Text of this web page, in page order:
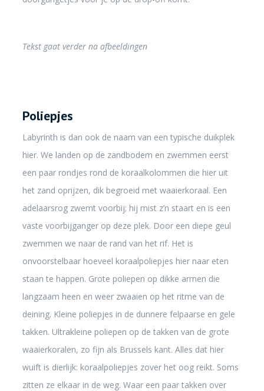
Tekst gaat verder na afbeeldingen
Poliepjes
Labyrinth is dan ook de naam van een typische duikplek
hier. We landen op de zandbodem en zwemmen eerst
een paar rondjes rond de koraalkolommen die hier uit
het zand oprijzen, dik begroeid met waaierkoraal. Een
adelaarsrog zwemt voorbij; hij mist z’n staart en is een
vaste voorbijganger op deze plek. Door een diepe geul
zwemmen we naar de rand van het rif. Het is
onvoorstelbaar hoeveel koraalpoliepjes hier naar eten
staan te happen. Grote poliepen op dikke armen die
langzaam heen en weer zwaaien op het ritme van de
deining. Kleine poliepjes in de dunnere felpaarse en gele
takken. Ultrakleine poliepen op de takken van de grote
waaierkoralen, zo fijn als Brussels kant. Alles dat hier
wuift is dierlijk: koraalpoliepjes zover het oog reikt. Soms
zitten ze elkaar in de weg. Waar een paar takken over